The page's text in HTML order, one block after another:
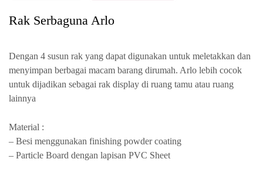
Rak Serbaguna Arlo
Dengan 4 susun rak yang dapat digunakan untuk meletakkan dan
menyimpan berbagai macam barang dirumah. Arlo lebih cocok
untuk dijadikan sebagai rak display di ruang tamu atau ruang
lainnya
Material :
– Besi menggunakan finishing powder coating
– Particle Board dengan lapisan PVC Sheet